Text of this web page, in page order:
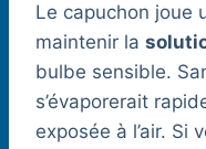
Le capuchon joue
maintenir la
bulbe sensible.
s’évaporerait
exposée à l’air. Si